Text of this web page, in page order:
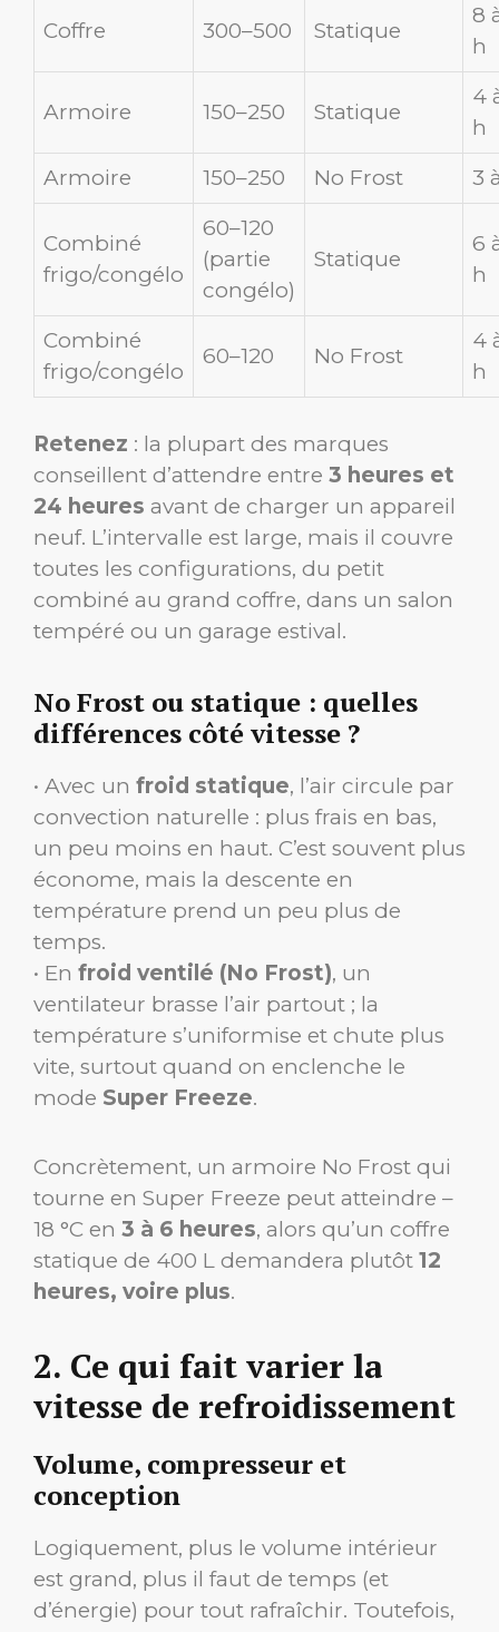
Coffre 300–500 Statique
8
h
Armoire 150–250 Statique
4
h
Armoire
150–250 No Frost 3
Combiné
frigo/congélo
60–120
(partie
congélo)
Statique
6
h
Combiné
frigo/congélo
60–120 No Frost
4
h
Retenez : la plupart des marques
conseillent d’attendre entre 3 heures et
24 heures avant de charger un appareil
neuf. L’intervalle est large, mais il couvre
toutes les configurations, du petit
combiné au grand coffre, dans un salon
tempéré ou un garage estival.
No Frost ou statique : quelles
différences côté vitesse ?
• Avec un froid statique, l’air circule par
convection naturelle : plus frais en bas,
un peu moins en haut. C’est souvent plus
économe, mais la descente en
température prend un peu plus de
temps.
• En froid ventilé (No Frost), un
ventilateur brasse l’air partout ; la
température s’uniformise et chute plus
vite, surtout quand on enclenche le
mode Super Freeze.
Concrètement, un armoire No Frost qui
tourne en Super Freeze peut atteindre –
18 °C en 3 à 6 heures, alors qu’un coffre
statique de 400 L demandera plutôt 12
heures, voire plus.
2. Ce qui fait varier la
vitesse de refroidissement
Volume, compresseur et
conception
Logiquement, plus le volume intérieur
est grand, plus il faut de temps (et
d’énergie) pour tout rafraîchir. Toutefois,